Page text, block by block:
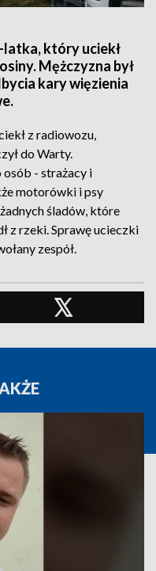
latka, który uciekł
Mężczyzna był
kary więzienia
z radiowozu,
do Warty.
- strażacy i
motorówki i psy
śladów, które
z rzeki. Sprawę ucieczki
zespół.